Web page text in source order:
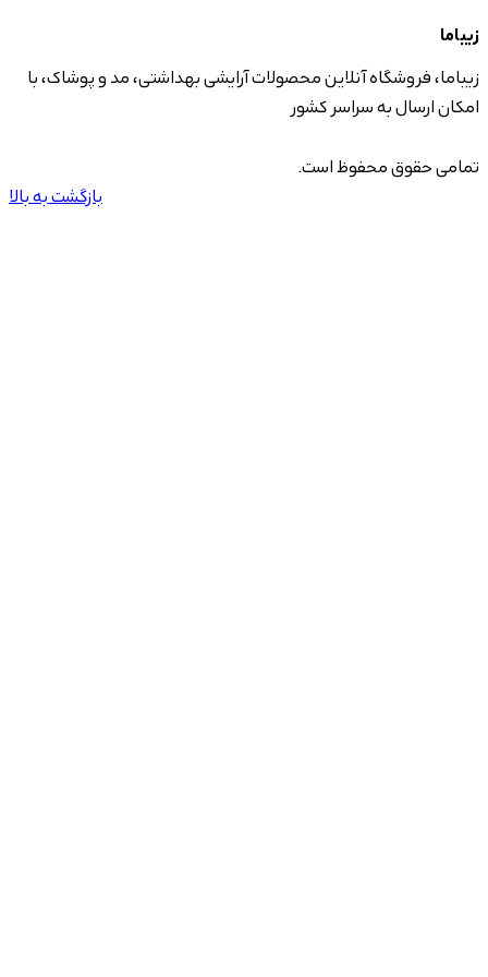
زیباما
زیباما، فروشگاه آنلاین محصولات آرایشی بهداشتی، مد و پوشاک، با
امکان ارسال به سراسر کشور
تمامی حقوق محفوظ است.
بازگشت به بالا